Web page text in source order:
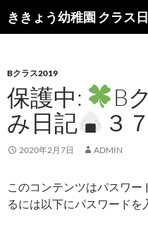
ききょう幼稚園 クラス
索
ン
ツ
へ
ス
キ
ッ
Bクラス2019
保護中:
B
み日記
３７
2020年2月7日 ADMIN
このコンテンツはパスワ
るには以下にパスワードを